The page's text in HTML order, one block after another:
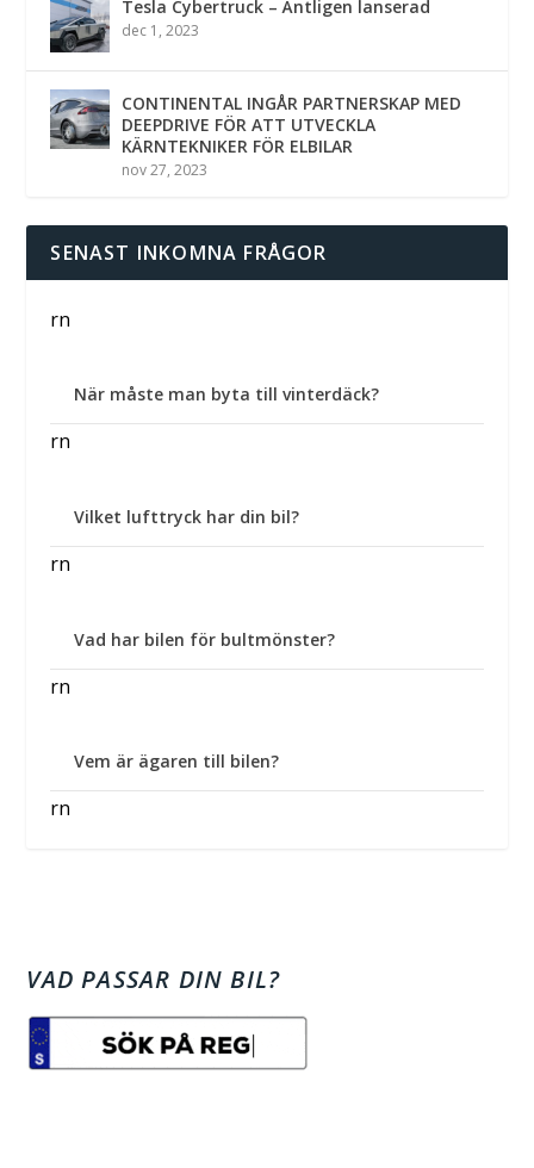
Tesla Cybertruck – Äntligen lanserad
dec 1, 2023
CONTINENTAL INGÅR PARTNERSKAP MED
DEEPDRIVE FÖR ATT UTVECKLA
KÄRNTEKNIKER FÖR ELBILAR
nov 27, 2023
SENAST INKOMNA FRÅGOR
rn
När måste man byta till vinterdäck?
rn
Vilket lufttryck har din bil?
rn
Vad har bilen för bultmönster?
rn
Vem är ägaren till bilen?
rn
VAD PASSAR DIN BIL?